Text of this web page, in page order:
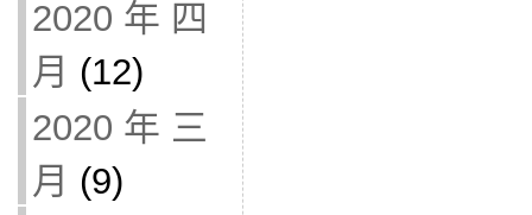
2020 年 四
月 (12)
2020 年 三
月 (9)